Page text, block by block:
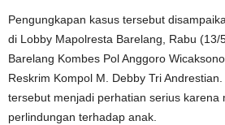
Pengungkapan kasus tersebut
di Lobby Mapolresta Barelang, Rabu (13/
Barelang Kombes Pol Anggoro
Reskrim Kompol M. Debby Tri
tersebut menjadi perhatian serius karena
perlindungan terhadap anak.